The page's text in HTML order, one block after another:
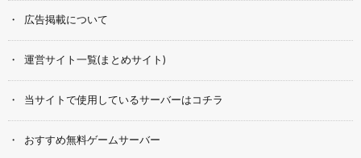
広告掲載について
運営サイト一覧(まとめサイト)
当サイトで使用しているサーバーはコチラ
おすすめ無料ゲームサーバー